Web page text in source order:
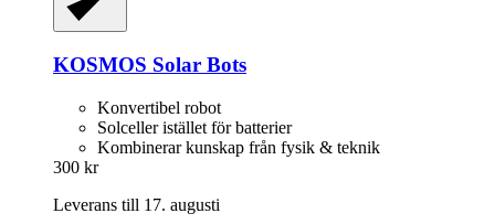
KOSMOS Solar Bots
Konvertibel robot
Solceller istället för batterier
Kombinerar kunskap från fysik & teknik
300 kr
Leverans till 17. augusti